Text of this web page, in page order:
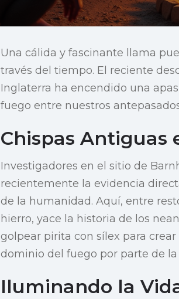
Una cálida y fascinante llama
través del tiempo. El reciente
Inglaterra ha encendido una
fuego entre nuestros
Chispas Antiguas
Investigadores en el sitio de
recientemente la evidencia
de la humanidad. Aquí, entre
hierro, yace la historia de los
golpear pirita con sílex para crear
dominio del fuego por parte de
Iluminando la